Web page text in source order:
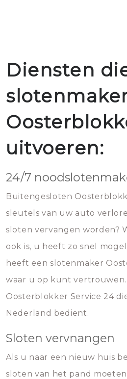
Diensten
uitvoeren:
24/7
Buitengesloten
sleutels van uw auto
sloten vervangen worden?
ook is, u heeft zo snel
heeft een slotenmaker
waar u op kunt
Oosterblokker Service 24
Nederland bedient.
Sloten vervnangen
Als u naar een nieuw huis
sloten van het pand